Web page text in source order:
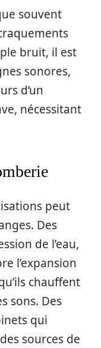
souvent
bruit, il est
sonores,
d’un
nécessitant
peut
Des
de l’eau,
l’expansion
chauffent
sons. Des
qui
sources de